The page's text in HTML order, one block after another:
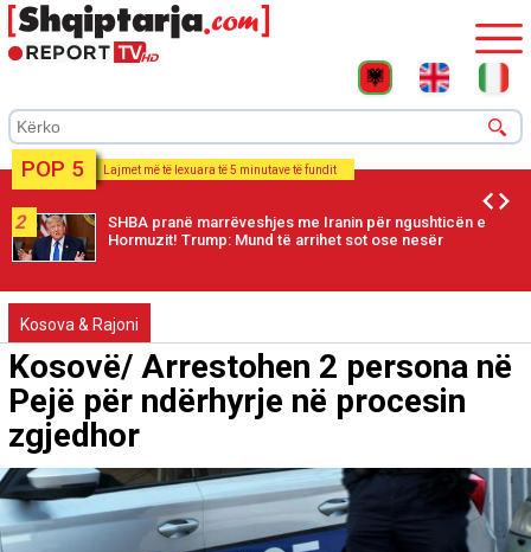
POP 5 Lajmet më të lexuara të 5 minutave të fundit
2
SHBA pranë marrëveshjes me Iranin për ngushticën e
Hormuzit! Trump: Mund të arrihet sot ose nesër
Kosova & Rajoni
Kosovë/ Arrestohen 2 persona në
Pejë për ndërhyrje në procesin
zgjedhor